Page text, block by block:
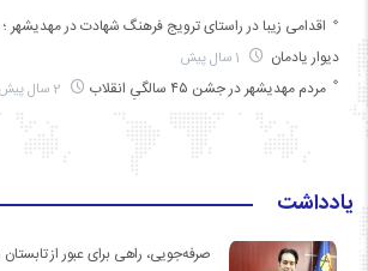
اقدامی زیبا در راستای ترویج فرهنگ شهادت در مهدیشهر
دیوار یادمان
مردم مهدیشهر در جشن ۴۵ سالگیِ انقلاب
یادداشت
صرفه‌جویی، راهی برای عبور از